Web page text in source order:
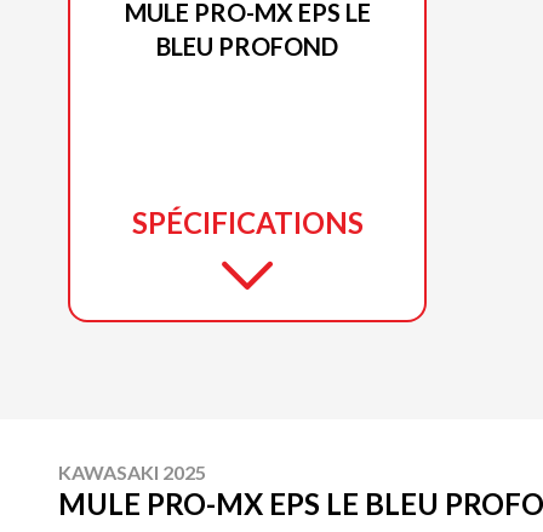
MULE PRO-MX EPS LE
BLEU PROFOND
SPÉCIFICATIONS
KAWASAKI 2025
MULE PRO-MX EPS LE BLEU